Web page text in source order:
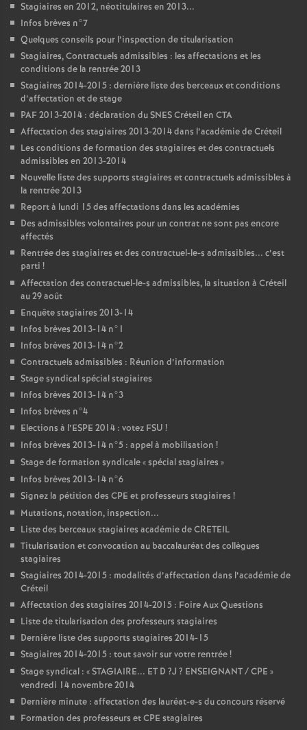
Stagiaires en 2012, néotitulaires en 2013...
Infos brèves n°7
Quelques conseils pour l’inspection de titularisation
Stagiaires, Contractuels admissibles : les affectations et les
conditions de la rentrée 2013
Stagiaires 2014-2015 : dernière liste des berceaux et conditions
d’affectation et de stage
PAF2013-2014 : déclaration duSNESCréteil en CTA
Affectation des stagiaires 2013-2014 dans l’académie de Créteil
Les conditions de formation des stagiaires et des contractuels
admissibles en 2013-2014
Nouvelle liste des supports stagiaires et contractuels admissibles à
la rentrée 2013
Report à lundi 15 des affectations dans les académies
Des admissibles volontaires pour un contrat ne sont pas encore
affectés
Rentrée des stagiaires et des contractuel-le-s admissibles... c’est
parti !
Affectation des contractuel-le-s admissibles, la situation à Créteil
au 29 août
Enquête stagiaires 2013-14
Infos brèves 2013-14 n°1
Infos brèves 2013-14 n°2
Contractuels admissibles : Réunion d’information
Stage syndical spécial stagiaires
Infos brèves 2013-14 n°3
Infos brèves n°4
Elections à l’ESPE 2014 : votez FSU !
Infos brèves 2013-14 n°5 : appel à mobilisation !
Stage de formation syndicale «spécial stagiaires »
Infos brèves 2013-14 n°6
Signez la pétition des CPE et professeurs stagiaires !
Mutations, notation, inspection...
Liste des berceaux stagiaires académie deCRETEIL
Titularisation et convocation au baccalauréat des collègues
stagiaires
Stagiaires 2014-2015 : modalités d’affectation dans l’académie de
Créteil
Affectation des stagiaires 2014-2015 : Foire Aux Questions
Liste de titularisation des professeurs stagiaires
Dernière liste des supports stagiaires 2014-15
Stagiaires 2014-2015 : tout savoir sur votre rentrée!
Stage syndical : «STAGIAIRE... ET D ?J ? ENSEIGNANT/CPE »
vendredi 14 novembre 2014
Dernière minute : affectation des lauréat-e-s du concours réservé
Formation des professeurs etCPE stagiaires